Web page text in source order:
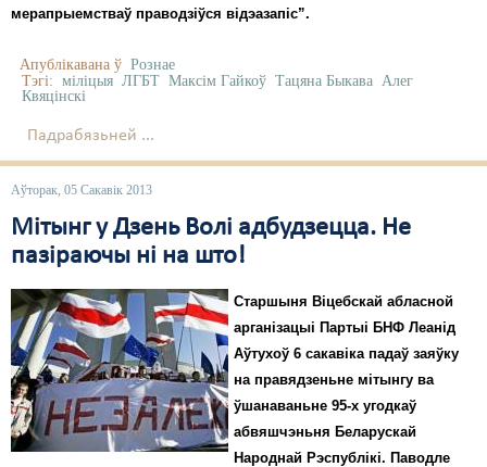
мерапрыемстваў праводзіўся відэазапіс”.
Апублікавана ў Рознае
Тэгі: міліцыя ЛГБТ Максім Гайкоў Тацяна Быкава Алег
Квяцінскі
Падрабязьней ...
Аўторак, 05 Сакавік 2013
Мітынг у Дзень Волі адбудзецца. Не
пазіраючы ні на што!
Старшыня Віцебскай абласной
арганізацыі Партыі БНФ Леанід
Аўтухоў 6 сакавіка падаў заяўку
на правядзеньне мітынгу ва
ўшанаваньне 95-х угодкаў
абвяшчэньня Беларускай
Народнай Рэспублікі. Паводле
Палітвязьні
Правы дзіцяці
Пэнітэнцыярная сыстэма
Распальваньне варожасьці
Рознае
Свабода слова
Свабода сумленьня
Суд
Сьмяротнае пакараньне
Экалёгія